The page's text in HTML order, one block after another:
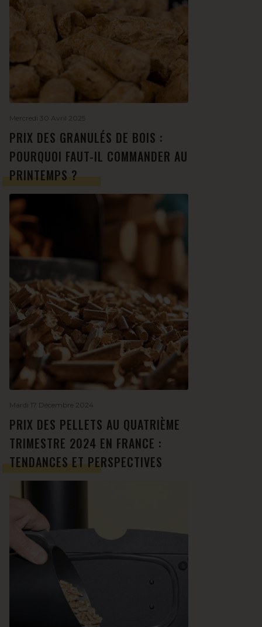
Mercredi 30 Avril 2025
PRIX DES GRANULÉS DE BOIS :
POURQUOI FAUT-IL COMMANDER AU
PRINTEMPS ?
Mardi 17 Décembre 2024
PRIX DES PELLETS AU QUATRIÈME
TRIMESTRE 2024 EN FRANCE :
TENDANCES ET PERSPECTIVES